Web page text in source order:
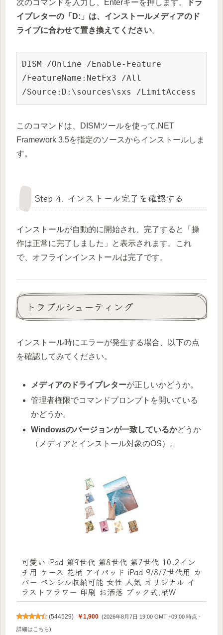
次のコマンドを入力し、Enterキーを押します。
ドラ
イブレターの「D:」は、インストールメディアのド
ライブに合わせて置き換えてください。
DISM /Online /Enable-Feature
/FeatureName:NetFx3 /All
/Source:D:\sources\sxs /LimitAccess
このコマンドは、DISMツールを使って.NET
Framework 3.5を指定のソースからインストールしま
す。
Step 4. インストール完了を確認する
インストールが自動的に開始され、完了すると「操
作は正常に完了しました」と表示されます。これ
で、オフラインインストールは完了です。
トラブルシューティング
インストール時にエラーが発生する場合、以下の点
を確認してみてください。
メディアのドライブレターが正しいかどうか。
管理者権限でコマンドプロンプトを開いている
かどうか。
Windowsのバージョンが一致しているかどうか
（メディアとインストール対象のOS）。
可愛い iPad 第9世代 第8世代 第7世代 10.2イン
チ用 ケース 花柄 アイパッド iPad 9/8/7世代用 カ
バー ペンシル収納可能 女性 人気 オリジナル イ
ラストフラワー 印刷 お洒落 ブック式,柄W
(544529) ￥1,900 (2026年8月7日 19:00 GMT +09:00 時点 -
詳細はこちら)